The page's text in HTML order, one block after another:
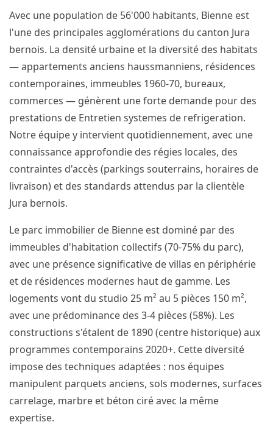
Avec une population de 56'000 habitants, Bienne est
l'une des principales agglomérations du canton Jura
bernois. La densité urbaine et la diversité des habitats
— appartements anciens haussmanniens, résidences
contemporaines, immeubles 1960-70, bureaux,
commerces — génèrent une forte demande pour des
prestations de Entretien systemes de refrigeration.
Notre équipe y intervient quotidiennement, avec une
connaissance approfondie des régies locales, des
contraintes d'accès (parkings souterrains, horaires de
livraison) et des standards attendus par la clientèle
Jura bernois.
Le parc immobilier de Bienne est dominé par des
immeubles d'habitation collectifs (70-75% du parc),
avec une présence significative de villas en périphérie
et de résidences modernes haut de gamme. Les
logements vont du studio 25 m² au 5 pièces 150 m²,
avec une prédominance des 3-4 pièces (58%). Les
constructions s'étalent de 1890 (centre historique) aux
programmes contemporains 2020+. Cette diversité
impose des techniques adaptées : nos équipes
manipulent parquets anciens, sols modernes, surfaces
carrelage, marbre et béton ciré avec la même
expertise.